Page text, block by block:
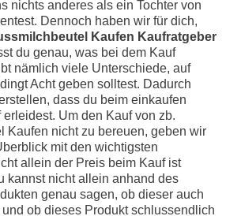
nichts anderes als ein Tochter von
Dennoch haben wir für dich,
Kaufen Kaufratgeber
du genau, was bei dem Kauf
nämlich viele Unterschiede, auf
Acht geben solltest. Dadurch
dass du beim einkaufen
Um den Kauf von zb.
Kaufen nicht zu bereuen, geben wir
mit den wichtigsten
allein der Preis beim Kauf ist
kannst nicht allein anhand des
genau sagen, ob dieser auch
ob dieses Produkt schlussendlich